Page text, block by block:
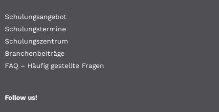
Schulungsangebot
Schulungstermine
Schulungszentrum
Branchenbeiträge
FAQ – Häufig gestellte Fragen
Follow us!